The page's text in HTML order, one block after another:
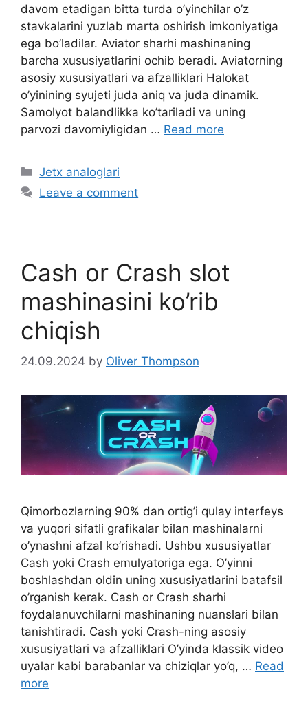
davom etadigan bitta turda o’yinchilar o’z
stavkalarini yuzlab marta oshirish imkoniyatiga
ega bo’ladilar. Aviator sharhi mashinaning
barcha xususiyatlarini ochib beradi. Aviatorning
asosiy xususiyatlari va afzalliklari Halokat
o’yinining syujeti juda aniq va juda dinamik.
Samolyot balandlikka ko’tariladi va uning
parvozi davomiyligidan … Read more
C
a
r
e
s
Jetx analoglari
Leave a comment
Cash or Crash slot
mashinasini ko’rib
chiqish
24.09.2024 by Oliver Thompson
Qimorbozlarning 90% dan ortig’i qulay interfeys
va yuqori sifatli grafikalar bilan mashinalarni
o’ynashni afzal ko’rishadi. Ushbu xususiyatlar
Cash yoki Crash emulyatoriga ega. O’yinni
boshlashdan oldin uning xususiyatlarini batafsil
o’rganish kerak. Cash or Crash sharhi
foydalanuvchilarni mashinaning nuanslari bilan
tanishtiradi. Cash yoki Crash-ning asosiy
xususiyatlari va afzalliklari O’yinda klassik video
uyalar kabi barabanlar va chiziqlar yo’q, … Read
more